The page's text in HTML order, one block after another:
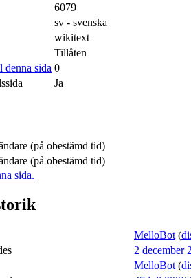
6079
sv - svenska
wikitext
Tillåten
sida 0
Ja
(på obestämd tid)
(på obestämd tid)
sida.
MelloBot (
2 december
MelloBot (